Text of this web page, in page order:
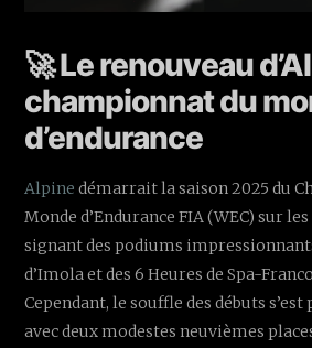
🚀 Le renouveau
championnat du
d’endurance
Alpine démarrait la saison 2025 du
Monde d’Endurance FIA (WEC) sur
signant des podiums
d’Imola et des 6 Heures de Spa-
Cependant, le souffle des débuts s’est
avec deux modestes neuvièmes